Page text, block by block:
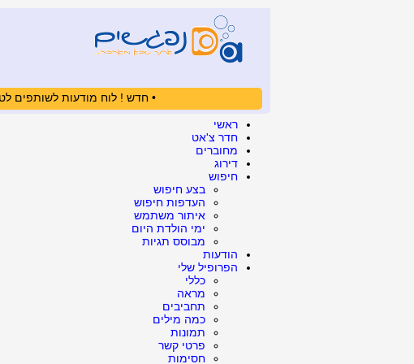
• חדש ! לוח מודעות לשותפים
ראשי
חדר צ'אט
מחוברים
דירוג
חיפוש
בצע חיפוש
העדפות חיפוש
איתור משתמש
ימי הולדת היום
מבוסס תגיות
הודעות
הפרופיל שלי
כללי
מראה
תחביבים
כמה מילים
תמונות
פרטי קשר
חסימות